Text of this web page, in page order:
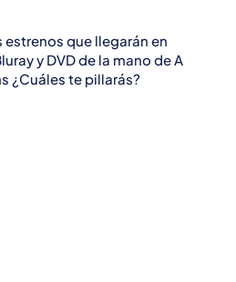
que llegarán en
y DVD de la mano de A
¿Cuáles te pillarás?